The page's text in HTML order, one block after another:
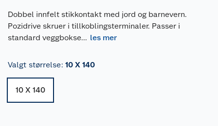
Dobbel innfelt stikkontakt med jord og barnevern.
Pozidrive skruer i tillkoblingsterminaler. Passer i
standard veggbokse... les mer
Valgt størrelse: 10 X 140
10 X 140